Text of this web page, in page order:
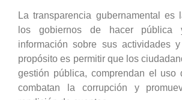
La transparencia gubernamental es
los gobiernos de hacer pública
información sobre sus actividades
propósito es permitir que los
gestión pública, comprendan el uso
combatan la corrupción y